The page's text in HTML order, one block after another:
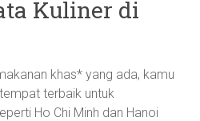
Kuliner di
khas* yang ada, kamu
terbaik untuk
Ho Chi Minh dan Hanoi